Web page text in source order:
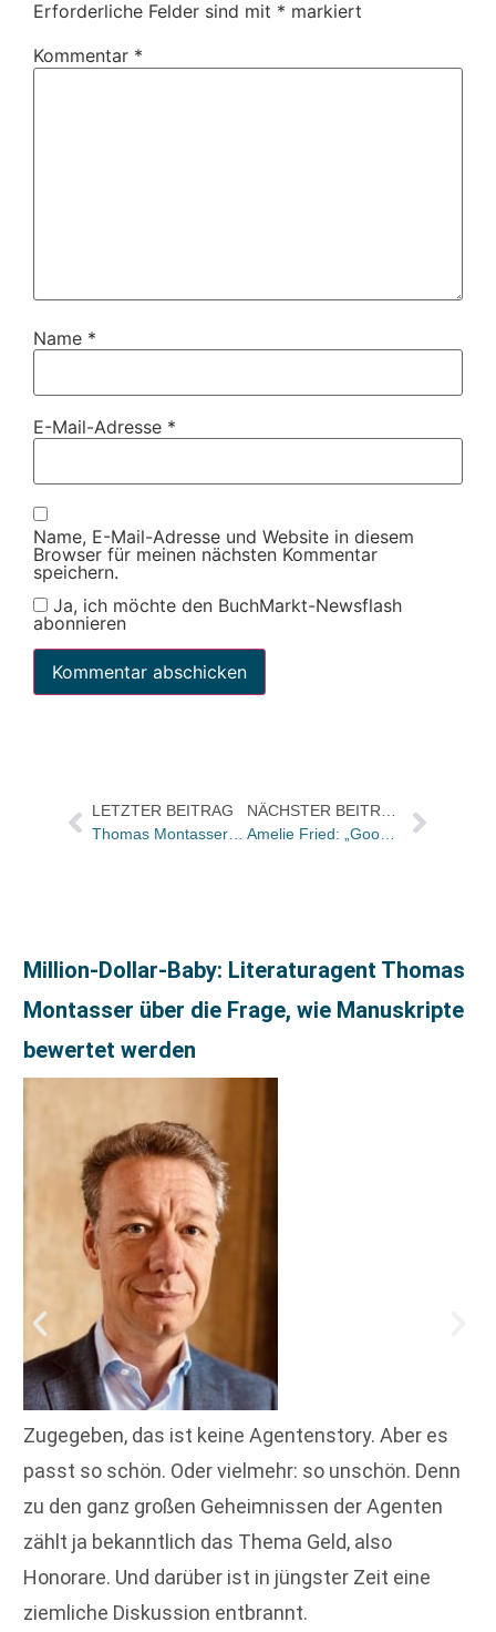
Erforderliche Felder sind mit * markiert
Kommentar *
Name *
E-Mail-Adresse *
Name, E-Mail-Adresse und Website in diesem
Browser für meinen nächsten Kommentar
speichern.
Ja, ich möchte den BuchMarkt-Newsflash
abonnieren
LETZTER BEITRAG
Thomas Montasser: „Diamantenfieber“
Million-Dollar-Baby: Literaturagent Thomas
Montasser über die Frage, wie Manuskripte
bewertet werden
Zugegeben, das ist keine Agentenstory. Aber es
passt so schön. Oder vielmehr: so unschön. Denn
zu den ganz großen Geheimnissen der Agenten
zählt ja bekanntlich das Thema Geld, also
Honorare. Und darüber ist in jüngster Zeit eine
ziemliche Diskussion entbrannt.